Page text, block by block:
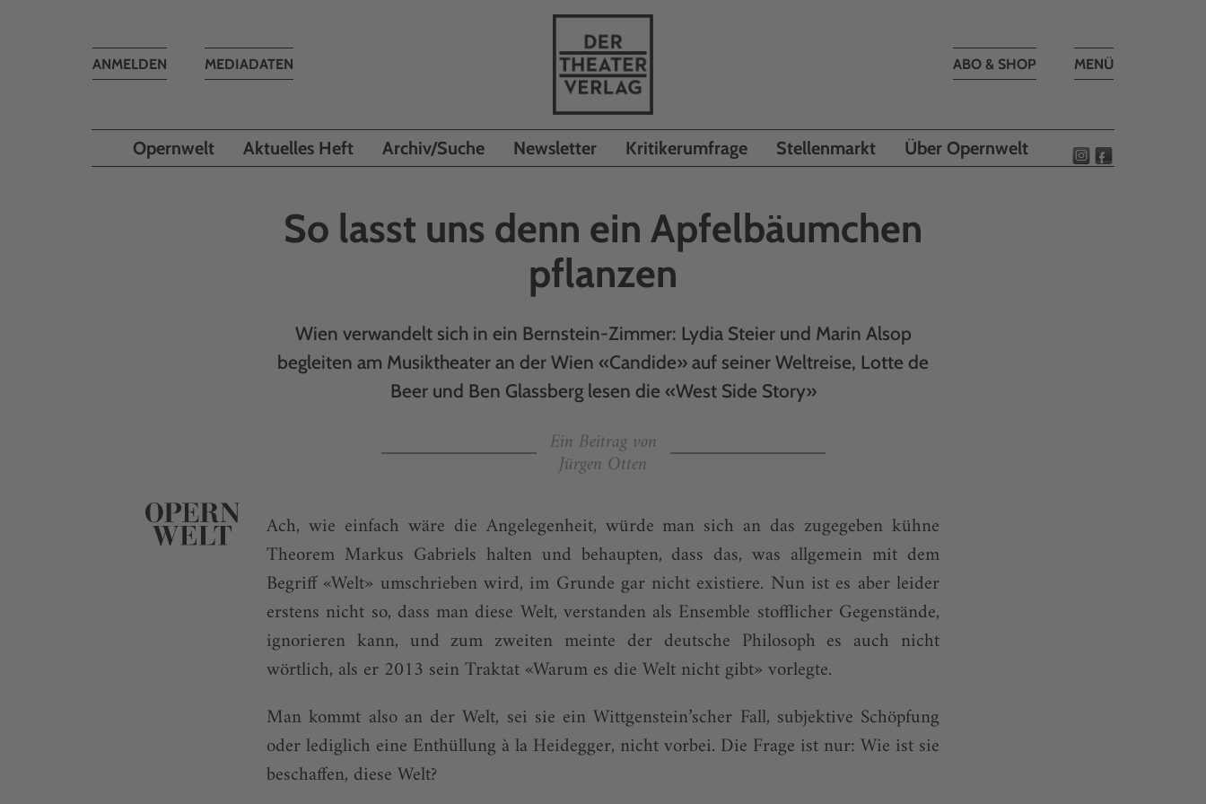
Toggle
MENÜ
ABO & SHOP
MEDIADATEN
Toggle
ANMELDEN
Opernwelt Aktuelles Heft Archiv/Suche Newsletter Kritikerumfrage Stellenmarkt Über Opernwelt
So lasst uns denn ein Apfelbäumchen
pflanzen
Wien verwandelt sich in ein Bernstein-Zimmer: Lydia Steier und Marin Alsop
begleiten am Musiktheater an der Wien «Candide» auf seiner Weltreise, Lotte de
Beer und Ben Glassberg lesen die «West Side Story»
Ein Beitrag von
Jürgen Otten
Ach, wie einfach wäre die Angelegenheit, würde man sich an das zugegeben kühne
Theorem Markus Gabriels halten und behaupten, dass das, was allgemein mit dem
Begriff «Welt» umschrieben wird, im Grunde gar nicht existiere. Nun ist es aber leider
erstens nicht so, dass man diese Welt, verstanden als Ensemble stofflicher Gegenstände,
ignorieren kann, und zum zweiten meinte der deutsche Philosoph es auch nicht
wörtlich, als er 2013 sein Traktat «Warum es die Welt nicht gibt» vorlegte.
Man kommt also an der Welt, sei sie ein Wittgenstein’scher Fall, subjektive Schöpfung
oder lediglich eine Enthüllung à la Heidegger, nicht vorbei. Die Frage ist nur: Wie ist sie
beschaffen, diese Welt?